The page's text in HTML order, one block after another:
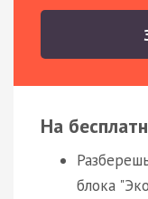
На
блока